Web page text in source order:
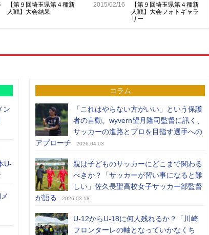
【第９回埼玉県第４種新
人戦】大会結果
2015/02/16
【第９回埼玉県第４種新
人戦】大会フォトギャラ
リー
ン
U-
コラム
「これはやらない方がいい」という保護
者の言動。wyvern望月隆司監督に訊く、
サッカーの進路とプロを目指す選手への
アプローチ
2026.04.03
親は子どものサッカーにどこまで関わる
べきか？「サッカーが習い事になると難
しい」佐久長聖高校女子サッカー部監督
が語る
2026.03.18
U-12からU-18に何人残れるか？「川崎
フロンターレの軸となっていかなくち